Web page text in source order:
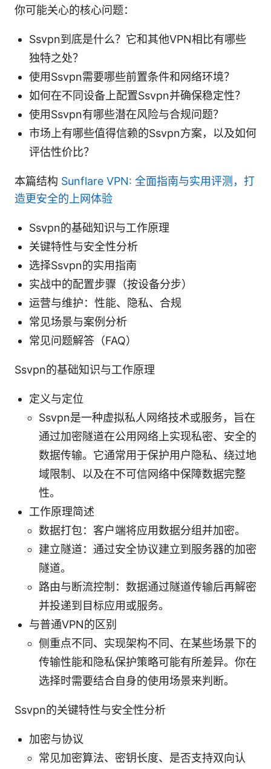
你可能关心的核心问题：
Ssvpn到底是什么？它和其他VPN相比有哪些
独特之处？
使用Ssvpn需要哪些前置条件和网络环境？
如何在不同设备上配置Ssvpn并确保稳定性？
使用Ssvpn有哪些潜在风险与合规问题？
市场上有哪些值得信赖的Ssvpn方案，以及如何
评估性价比？
本篇结构 Sunflare VPN: 全面指南与实用评测，打
造更安全的上网体验
Ssvpn的基础知识与工作原理
关键特性与安全性分析
选择Ssvpn的实用指南
实战中的配置步骤（按设备分步）
运营与维护：性能、隐私、合规
常见场景与案例分析
常见问题解答（FAQ）
Ssvpn的基础知识与工作原理
定义与定位
Ssvpn是一种虚拟私人网络技术或服务，旨在
通过加密隧道在公用网络上实现私密、安全的
数据传输。它通常用于保护用户隐私、绕过地
域限制、以及在不可信网络中保障数据完整
性。
工作原理简述
数据打包：客户端将应用数据分组并加密。
建立隧道：通过安全协议建立到服务器的加密
隧道。
路由与断流控制：数据通过隧道传输后再解密
并投递到目标应用或服务。
与普通VPN的区别
侧重点不同、实现架构不同、在某些场景下的
传输性能和隐私保护策略可能有所差异。你在
选择时需要结合自身的使用场景来判断。
Ssvpn的关键特性与安全性分析
加密与协议
常见加密算法、密钥长度、是否支持双向认